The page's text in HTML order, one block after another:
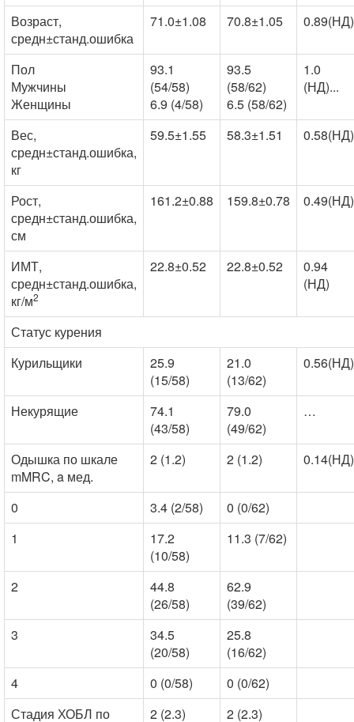
Возраст,
средн±станд.ошибка
71.0±1.08 70.8±1.05 0.89(НД)
Пол
Мужчины
Женщины
93.1
(54/58)
6.9 (4/58)
93.5
(58/62)
6.5 (58/62)
1.0
(НД)...
Вес,
средн±станд.ошибка,
кг
59.5±1.55 58.3±1.51 0.58(НД)
Рост,
средн±станд.ошибка,
см
161.2±0.88 159.8±0.78 0.49(НД)
ИМТ,
средн±станд.ошибка,
кг/м2
22.8±0.52 22.8±0.52
0.94
(НД)
Статус курения
Курильщики
25.9
(15/58)
21.0
(13/62)
0.56(НД)
Некурящие
74.1
(43/58)
79.0
(49/62)
…
Одышка по шкале
mMRC, a мед.
2 (1.2) 2 (1.2) 0.14(НД)
0 3.4 (2/58)
0 (0/62)
1
17.2
(10/58)
11.3 (7/62)
2
44.8
(26/58)
62.9
(39/62)
3
34.5
(20/58)
25.8
(16/62)
4
0 (0/58)
0 (0/62)
Стадия ХОБЛ по
2 (2.3) 2 (2.3)